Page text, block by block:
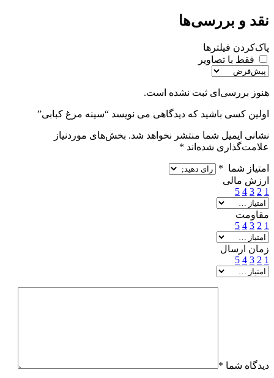
نقد و بررسی‌ها
پاک‌کردن فیلترها
فقط با تصاویر
هنوز بررسی‌ای ثبت نشده است.
اولین کسی باشید که دیدگاهی می نویسد “سینه مرغ کبابی”
نشانی ایمیل شما منتشر نخواهد شد. بخش‌های موردنیاز
علامت‌گذاری شده‌اند *
امتیاز شما *
ارزش مالی
1
2
3
4
5
مقاومت
1
2
3
4
5
زمان ارسال
1
2
3
4
5
دیدگاه شما *